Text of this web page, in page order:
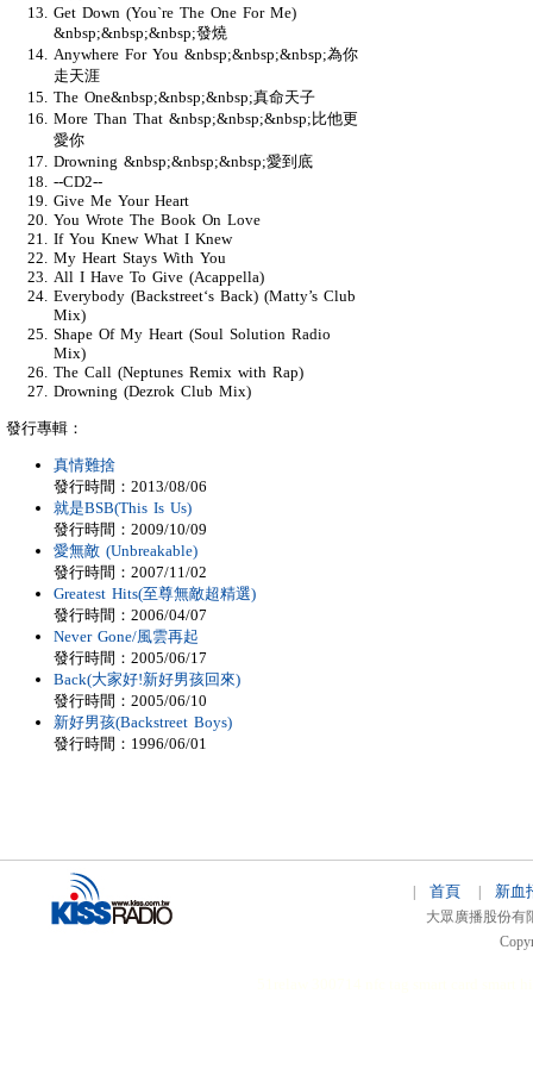
Get Down (You`re The One For Me)
&nbsp;&nbsp;&nbsp;發燒
Anywhere For You &nbsp;&nbsp;&nbsp;為你
走天涯
The One&nbsp;&nbsp;&nbsp;真命天子
More Than That &nbsp;&nbsp;&nbsp;比他更
愛你
Drowning &nbsp;&nbsp;&nbsp;愛到底
--CD2--
Give Me Your Heart
You Wrote The Book On Love
If You Knew What I Knew
My Heart Stays With You
All I Have To Give (Acappella)
Everybody (Backstreet‘s Back) (Matty’s Club
Mix)
Shape Of My Heart (Soul Solution Radio
Mix)
The Call (Neptunes Remix with Rap)
Drowning (Dezrok Club Mix)
發行專輯：
真情難捨
發行時間：2013/08/06
就是BSB(This Is Us)
發行時間：2009/10/09
愛無敵 (Unbreakable)
發行時間：2007/11/02
Greatest Hits(至尊無敵超精選)
發行時間：2006/04/07
Never Gone/風雲再起
發行時間：2005/06/17
Back(大家好!新好男孩回來)
發行時間：2005/06/10
新好男孩(Backstreet Boys)
發行時間：1996/06/01
首頁 新血
大眾廣播股份有